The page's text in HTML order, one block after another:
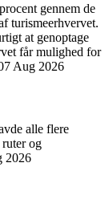
gennem de
turismeerhvervet.
at genoptage
får mulighed for
Aug 2026
alle flere
og
2026